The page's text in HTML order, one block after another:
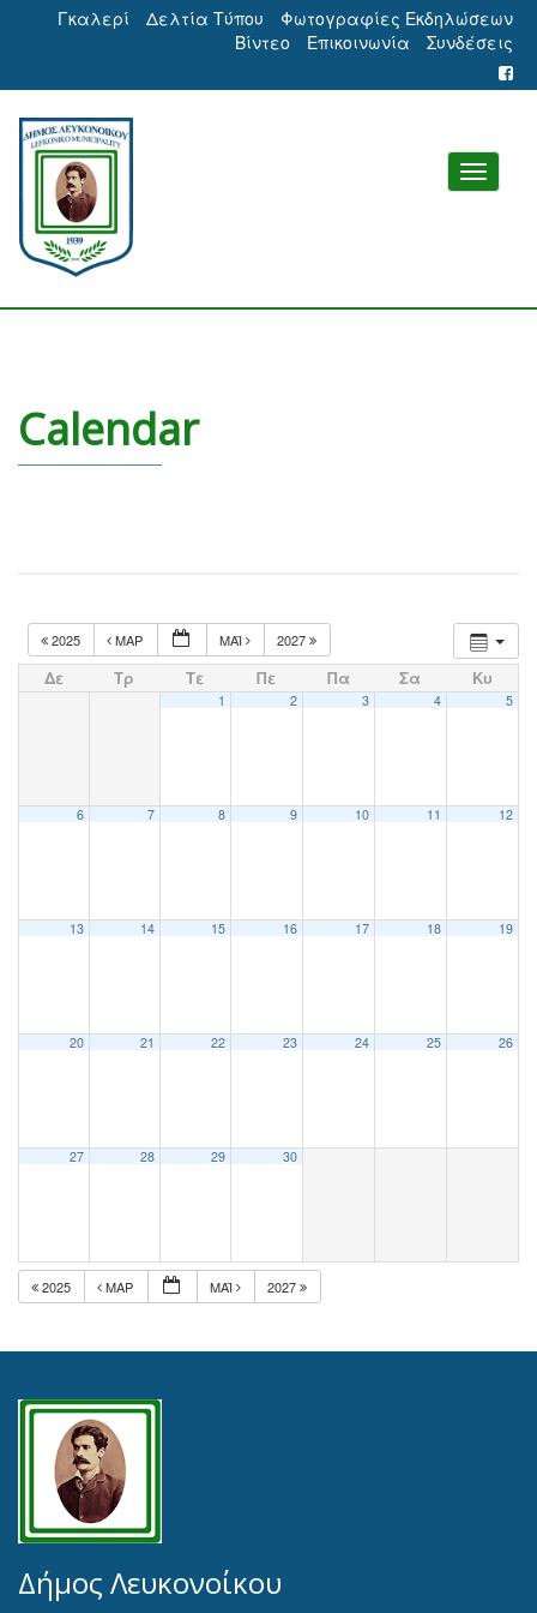
Γκαλερί Δελτία Τύπου
Φωτογραφίες Εκδηλώσεων
Βίντεο
Επικοινωνία Συνδέσεις
Calendar
2025 ΜΑΡ ΜΆΙ 2027
Δε Τρ Τε Πε Πα Σα Κυ
1 2 3 4 5
6 7 8 9 10 11 12
13 14 15 16 17 18 19
20 21 22 23 24 25 26
27 28 29 30
2025 ΜΑΡ ΜΆΙ 2027
Δήμος Λευκονοίκου